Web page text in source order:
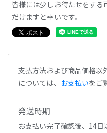
皆様には少しお待たせをする
だけますと幸いです。
支払方法および商品価格以
については、 お支払いをご
発送時期
お支払い完了確認後、14